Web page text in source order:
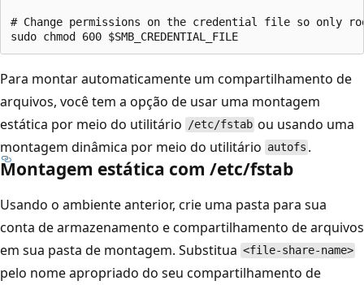
# Change permissions on the credential file so only
Para montar automaticamente um compartilhamento de
arquivos, você tem a opção de usar uma montagem
estática por meio do utilitário /etc/fstab ou usando uma
montagem dinâmica por meio do utilitário autofs .
Montagem estática com /etc/fstab
Usando o ambiente anterior, crie uma pasta para sua
conta de armazenamento e compartilhamento de arquivos
em sua pasta de montagem. Substitua <file-share-name>
pelo nome apropriado do seu compartilhamento de